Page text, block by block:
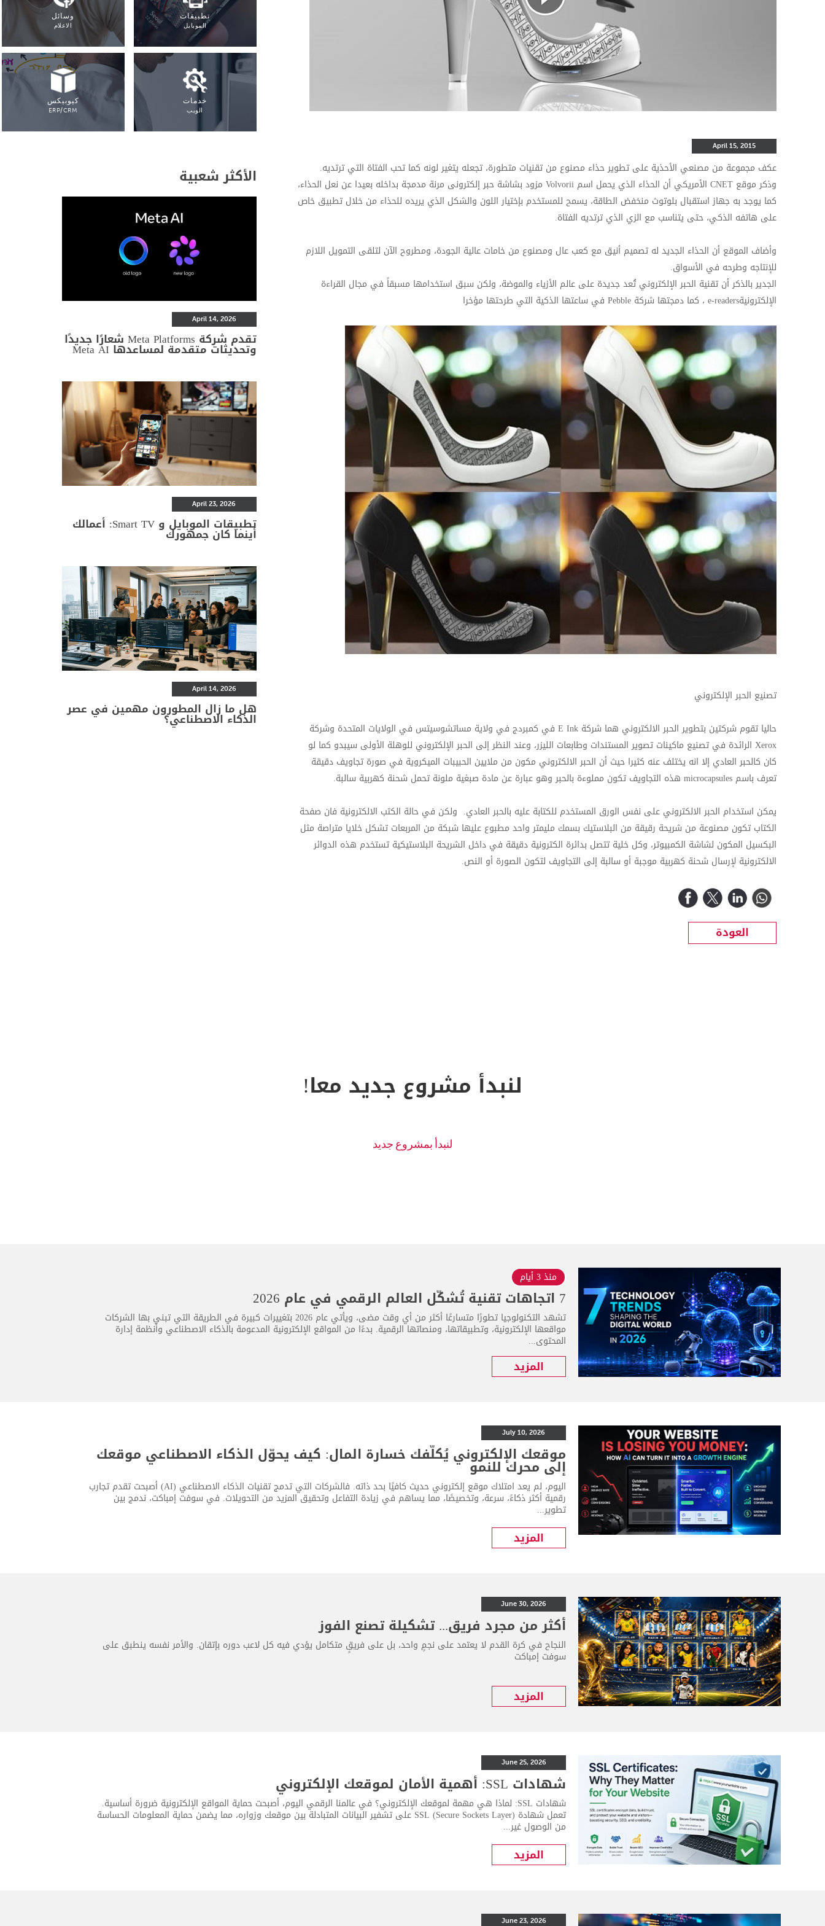
April 15, 2015
عكف مجموعة من مصنعي الأحذية على تطوير حذاء مصنوع من تقنيات متطورة، تجعله يتغير لونه كما تحب الفتاة التي ترتديه.
وذكر موقع CNET الأمريكي أن الحذاء الذي يحمل اسم Volvorii مزود بشاشة حبر إلكترونى مرنة مدمجة بداخله بعيدا عن نعل الحذاء،
كما يوجد به جهاز استقبال بلوتوث منخفض الطاقة، يسمح للمستخدم بإختيار اللون والشكل الذي يريده للحذاء من خلال تطبيق خاص
على هاتفه الذكي، حتى يتناسب مع الزي الذي ترتديه الفتاة.
وأضاف الموقع أن الحذاء الجديد له تصميم أنيق مع كعب عال ومصنوع من خامات عالية الجودة، ومطروح الآن لتلقى التمويل اللازم
للإنتاجه وطرحه في الأسواق.
الجدير بالذكر أن تقنية الحبر الإلكتروني تُعد جديدة على عالم الأزياء والموضة، ولكن سبق استخدامها مسبقاً في مجال القراءة
الإلكترونيةe-readers ، كما دمجتها شركة Pebble في ساعتها الذكية التي طرحتها مؤخرا
تصنيع الحبر الإلكتروني
حاليا تقوم شركتين بتطوير الحبر الالكتروني هما شركةE Ink في كمبردج في ولاية مساتشوسيتس في الولايات المتحدة وشركة
Xerox الرائدة في تصنيع ماكينات تصوير المستندات وطابعات الليزر، وعند النظر إلى الحبر الإلكتروني للوهلة الأولى سيبدو كما لو
كان كالحبر العادي إلا انه يختلف عنه كثيرا حيث أن الحبر الالكتروني مكون من ملايين الحبيبات الميكروية في صورة تجاويف دقيقة
تعرف باسمmicrocapsules هذه التجاويف تكون مملوءة بالحبر وهو عبارة عن مادة صبغية ملونة تحمل شحنة كهربية سالبة.
يمكن استخدام الحبر الالكتروني على نفس الورق المستخدم للكتابة عليه بالحبر العادي. ولكن في حالة الكتب الالكترونية فان صفحة
الكتاب تكون مصنوعة من شريحة رقيقة من البلاستيك بسمك مليمتر واحد مطبوع عليها شبكة من المربعات تشكل خلايا متراصة مثل
البكسيل المكون لشاشة الكمبيوتر، وكل خلية تتصل بدائرة الكترونية دقيقة في داخل الشريحة البلاستيكية تستخدم هذه الدوائر
الالكترونية لإرسال شحنة كهربية موجبة أو سالبة إلى التجاويف لتكون الصورة أو النص.
العودة
تطبيقات
الموبايل
وسائل
الاعلام
خدمات
الويب
كيوبيكس
ERP/CRM
الأكثر شعبية
April 14, 2026
تقدم شركة Meta Platforms شعارًا جديدًا
وتحديثات متقدمة لمساعدها Meta AI
April 23, 2026
تطبيقات الموبايل و Smart TV: أعمالك
أينما كان جمهورك
April 14, 2026
هل ما زال المطورون مهمين في عصر
الذكاء الاصطناعي؟
لنبدأ مشروع جديد معا!
منذ 3 أيام
7 اتجاهات تقنية تُشكّل العالم الرقمي في عام 2026
تشهد التكنولوجيا تطورًا متسارعًا أكثر من أي وقت مضى، ويأتي عام 2026 بتغييرات كبيرة في الطريقة التي تبني بها الشركات
مواقعها الإلكترونية، وتطبيقاتها، ومنصاتها الرقمية. بدءًا من المواقع الإلكترونية المدعومة بالذكاء الاصطناعي وأنظمة إدارة
المحتوى...
المزيد
July 10, 2026
موقعك الإلكتروني يُكلّفك خسارة المال: كيف يحوّل الذكاء الاصطناعي موقعك
إلى محرك للنمو
اليوم، لم يعد امتلاك موقع إلكتروني حديث كافيًا بحد ذاته. فالشركات التي تدمج تقنيات الذكاء الاصطناعي (AI) أصبحت تقدم تجارب
رقمية أكثر ذكاءً، سرعة، وتخصيصًا، مما يساهم في زيادة التفاعل وتحقيق المزيد من التحويلات. في سوفت إمباكت، ندمج بين
تطوير...
المزيد
June 30, 2026
أكثر من مجرد فريق... تشكيلة تصنع الفوز
النجاح في كرة القدم لا يعتمد على نجمٍ واحد، بل على فريقٍ متكامل يؤدي فيه كل لاعب دوره بإتقان. والأمر نفسه ينطبق على
سوفت إمباكت
المزيد
June 25, 2026
شهادات SSL: أهمية الأمان لموقعك الإلكتروني
شهادات SSL: لماذا هي مهمة لموقعك الإلكتروني؟ في عالمنا الرقمي اليوم، أصبحت حماية المواقع الإلكترونية ضرورة أساسية.
تعمل شهادة SSL (Secure Sockets Layer) على تشفير البيانات المتبادلة بين موقعك وزواره، مما يضمن حماية المعلومات الحساسة
من الوصول غير...
المزيد
June 23, 2026